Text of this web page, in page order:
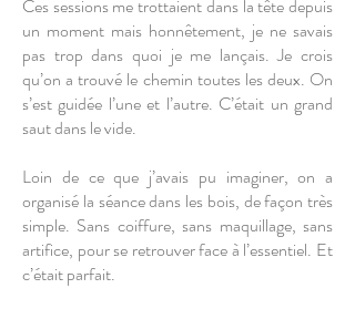
Ces sessions me trottaient dans la tête depuis
un moment mais honnêtement, je ne savais
pas trop dans quoi je me lançais. Je crois
qu’on a trouvé le chemin toutes les deux. On
s’est guidée l’une et l’autre. C’était un grand
saut dans le vide.
Loin de ce que j’avais pu imaginer, on a
organisé la séance dans les bois, de façon très
simple. Sans coiffure, sans maquillage, sans
artifice, pour se retrouver face à l’essentiel. Et
c’était parfait.